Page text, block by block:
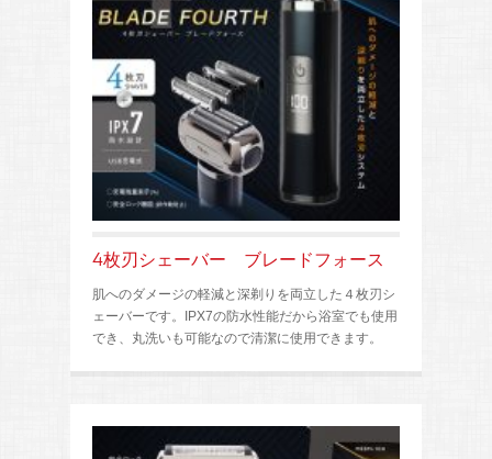
4枚刃シェーバー ブレードフォース
肌へのダメージの軽減と深剃りを両立した４枚刃シ
ェーバーです。IPX7の防水性能だから浴室でも使用
でき、丸洗いも可能なので清潔に使用できます。